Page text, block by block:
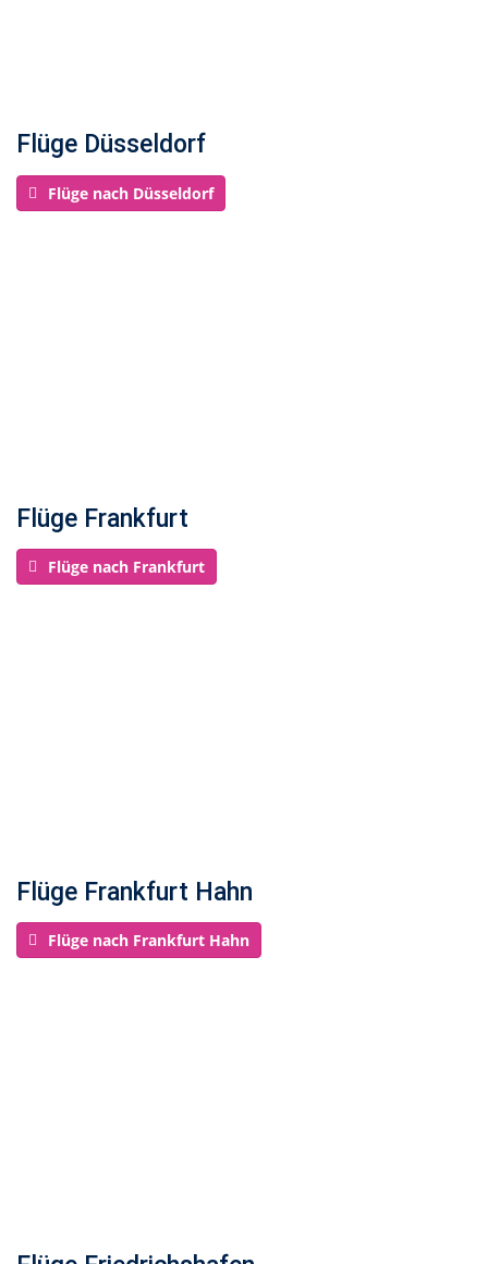
Flüge Düsseldorf
Flüge nach Düsseldorf
Flüge Frankfurt
Flüge nach Frankfurt
Flüge Frankfurt Hahn
Flüge nach Frankfurt Hahn